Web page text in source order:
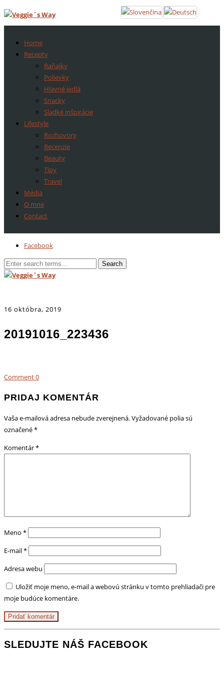
Home
Recepty
Raňajky
Polievky
Hlavné jedlá
Snacky
Sladké inšpirácie
Lifestyle
Rozhovory
Recenzie
Beauty
Tipy
Travel
Média
O mne
Contact
Facebook
16 októbra, 2019
20191016_223436
Comment0
PRIDAJ KOMENTÁR
Vaša e-mailová adresa nebude zverejnená.Vyžadované polia sú
označené*
Komentár*
Meno *
E-mail*
Adresa webu
Uložiť moje meno, e-mail a webovú stránku v tomto prehliadači pre
moje budúce komentáre.
SLEDUJTE NÁŠ FACEBOOK